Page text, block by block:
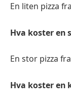
En liten pizza
Hva koster en
En stor pizza
Hva koster en